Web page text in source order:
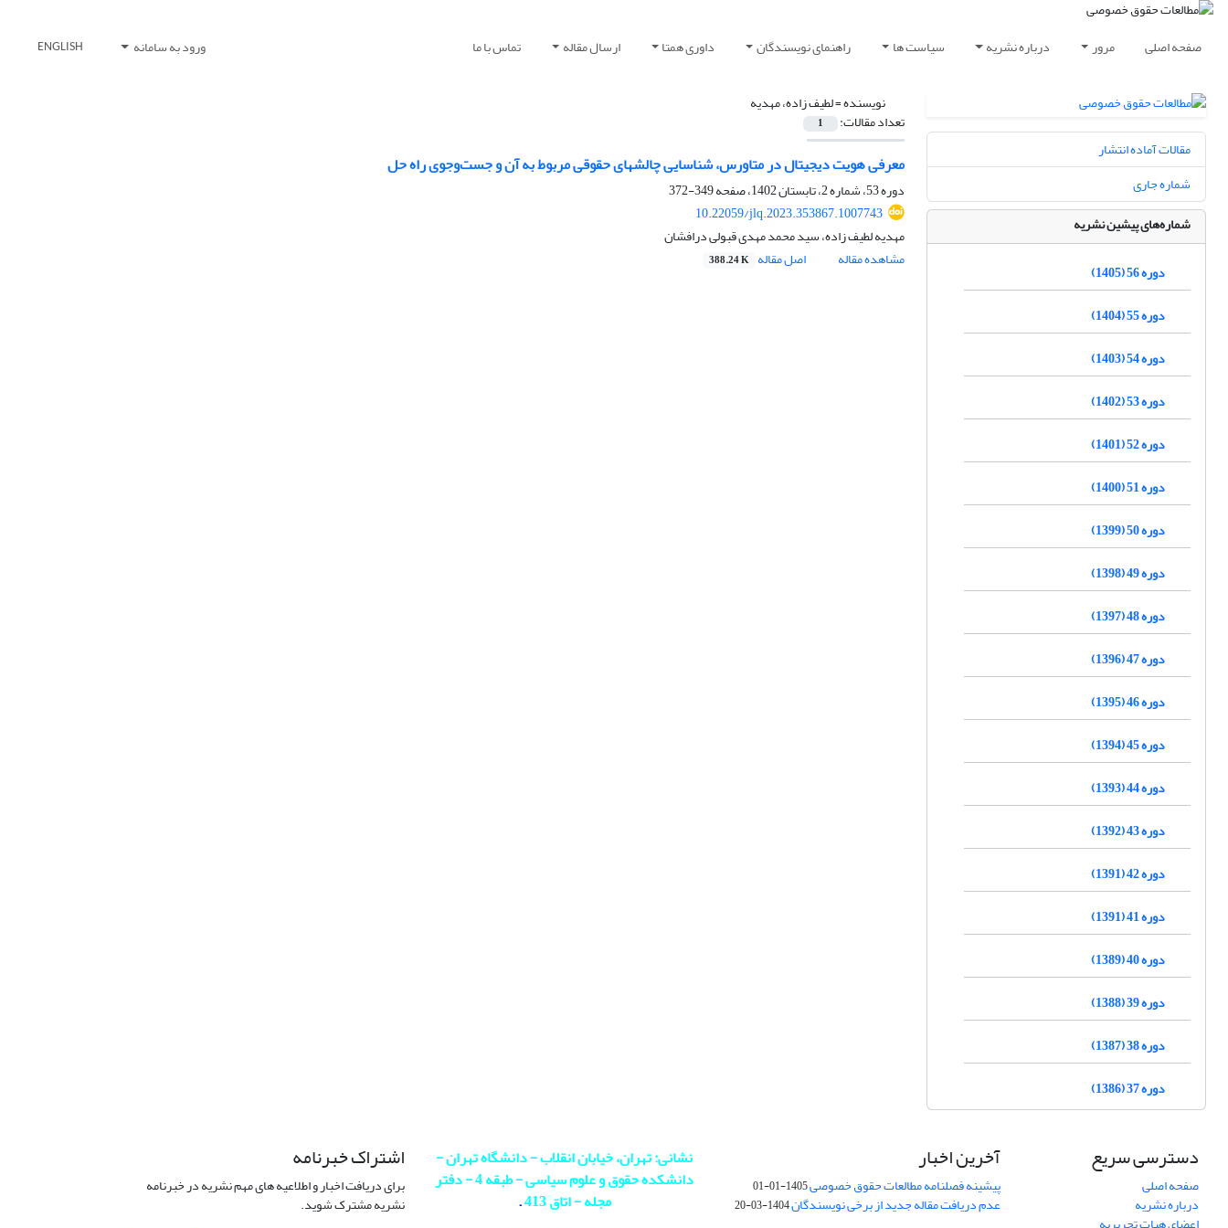
صفحه اصلی مرور درباره نشریه سیاست ها راهنمای نویسندگان داوری همتا ارسال مقاله تماس با ما ورود به سامانه ENGLISH
نویسنده =لطیف زاده، مهدیه
تعداد مقالات: 1
معرفی هویت دیجیتال در متاورس، شناسایی چالش‎‎های حقوقی مربوط ‏به آن و جست‌وجوی راه حل
دوره 53، شماره 2، تابستان 1402، صفحه
349-372
10.22059/jlq.2023.353867.1007743
مهدیه لطیف زاده، سید محمد مهدی قبولی درافشان
مشاهده مقاله
اصل مقاله 388.24 K
مقالات آماده انتشار
شماره جاری
شماره‌های پیشین نشریه
دوره 56 (1405)
دوره 55 (1404)
دوره 54 (1403)
دوره 53 (1402)
دوره 52 (1401)
دوره 51 (1400)
دوره 50 (1399)
دوره 49 (1398)
دوره 48 (1397)
دوره 47 (1396)
دوره 46 (1395)
دوره 45 (1394)
دوره 44 (1393)
دوره 43 (1392)
دوره 42 (1391)
دوره 41 (1391)
دوره 40 (1389)
دوره 39 (1388)
دوره 38 (1387)
دوره 37 (1386)
دسترسی سریع
صفحه اصلی
درباره نشریه
آخرین اخبار
پیشینه فصلنامه مطالعات حقوق خصوصی1405-01-01
عدم دریافت مقاله جدید از برخی نویسندگان1404-03-20
نشانی: تهران، خیابان انقلاب - دانشگاه تهران -
دانشکده حقوق و علوم سیاسی - طبقه 4 - دفتر
مجله - اتاق 413
.
اشتراک خبرنامه
برای دریافت اخبار و اطلاعیه های مهم نشریه در خبرنامه
نشریه مشترک شوید.